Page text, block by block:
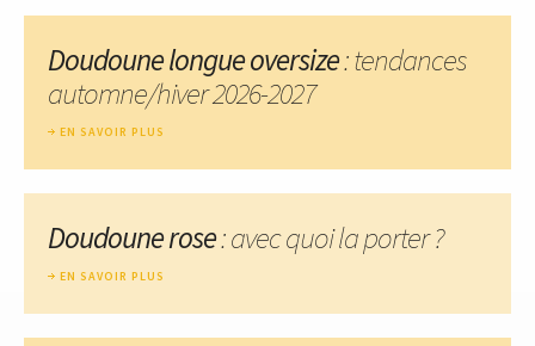
Doudoune longue oversize: tendances
automne/hiver 2026-2027
EN SAVOIR PLUS
Doudoune rose: avec quoi la porter ?
EN SAVOIR PLUS